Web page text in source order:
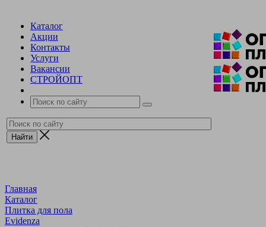
Каталог
Акции
Контакты
Услуги
Вакансии
СТРОЙОПТ
Главная
Каталог
Плитка для пола
Evidenza